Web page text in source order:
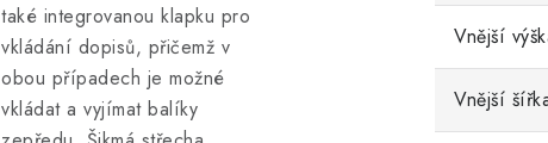
také integrovanou klapku pro
vkládání dopisů, přičemž v
obou případech je možné
vkládat a vyjímat balíky
Vnější
Vnější